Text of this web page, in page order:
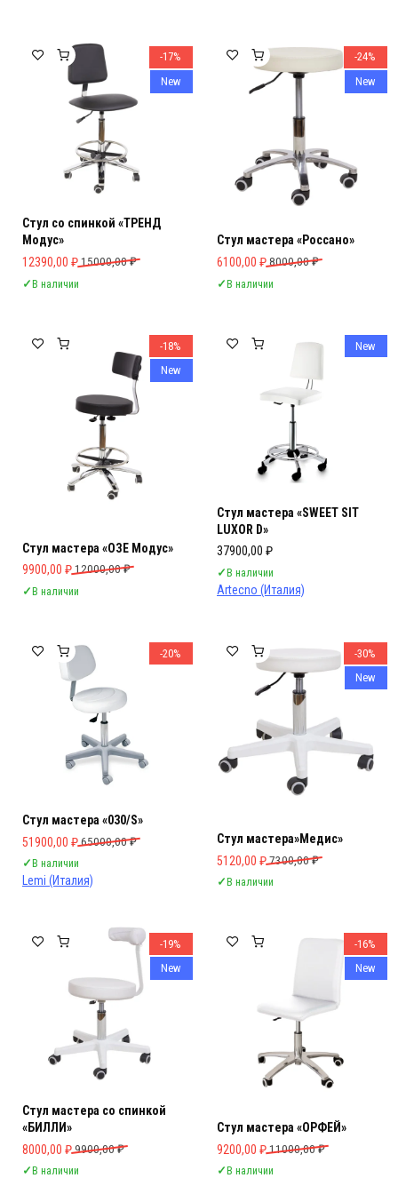
-17%
New
Стул со спинкой «ТРЕНД
Модус»
15000,00₽
Первоначальная цена составляла 15000,00 ₽.
12390,00 ₽
Текущая цена: 12390,00 ₽.
✓В наличии
-24%
New
Стул мастера «Россано»
8000,00₽
Первоначальная цена
6100,00 ₽
Текущая цена: 6100,00 ₽.
✓В наличии
-18%
New
Стул мастера «ОЗЕ Модус»
12000,00₽
Первоначальная цена составляла 12000,00 ₽.
9900,00 ₽
Текущая цена: 9900,00 ₽.
✓В наличии
New
Стул мастера «SWEET SIT
LUXOR D»
37900,00 ₽
✓В наличии
Artecno (Италия)
-20%
Стул мастера «030/S»
65000,00₽
Первоначальная цена составляла 65000,00 ₽.
51900,00 ₽
Текущая цена: 51900,00 ₽.
✓В наличии
Lemi (Италия)
-30%
New
Стул мастера»Медис»
7300,00₽
Первоначальная цена
5120,00 ₽
Текущая цена: 5120,00 ₽.
✓В наличии
-19%
New
Стул мастера со спинкой
«БИЛЛИ»
9900,00₽
Первоначальная цена составляла 9900,00 ₽.
8000,00 ₽
Текущая цена: 8000,00 ₽.
✓В наличии
-16%
New
Стул мастера «ОРФЕЙ»
11000,00₽
Первоначальная цена
9200,00 ₽
Текущая цена: 9200,00 ₽.
✓В наличии